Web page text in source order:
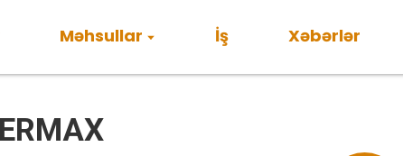
Məhsullar İş Xəbərlər